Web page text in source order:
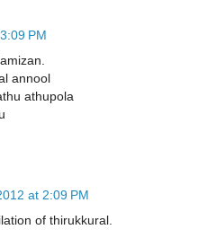
PM
annool
athupola
at 2:09 PM
of thirukkural.